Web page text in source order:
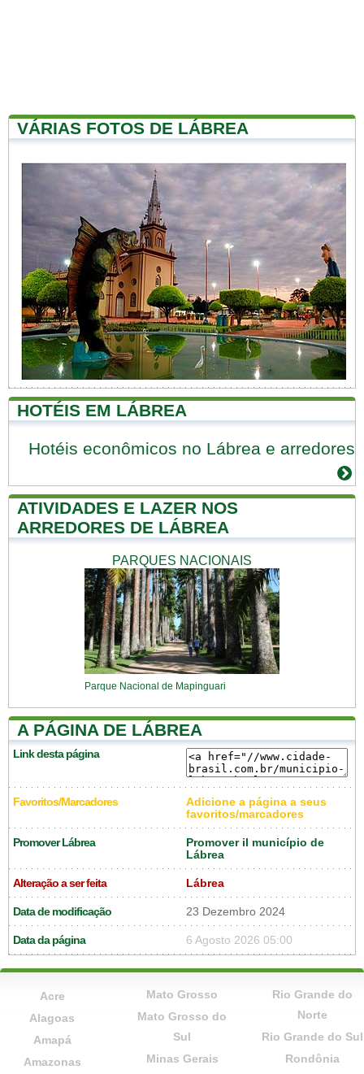
VÁRIAS FOTOS DE LÁBREA
HOTÉIS EM LÁBREA
Hotéis econômicos no Lábrea e arredores
ATIVIDADES E LAZER NOS
ARREDORES DE LÁBREA
PARQUES NACIONAIS
Parque Nacional de Mapinguari
A PÁGINA DE LÁBREA
Link desta página
Favoritos/Marcadores
Adicione a página a seus
favoritos/marcadores
Promover Lábrea
Promover il município de
Lábrea
Alteração a ser feita Lábrea
Data de modificação 23 Dezembro 2024
Data da página 6 Agosto 2026 05:00
Acre
Alagoas
Amapá
Amazonas
Mato Grosso
Mato Grosso do
Sul
Minas Gerais
Rio Grande do
Norte
Rio Grande do Sul
Rondônia